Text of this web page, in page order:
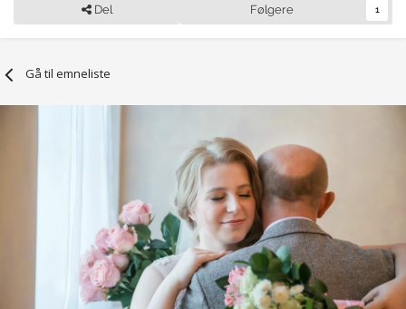
Del Følgere 1
Gå til emneliste